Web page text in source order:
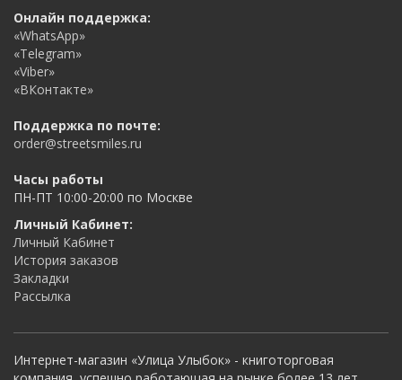
Онлайн поддержка:
«WhatsApp»
«Telegram»
«Viber»
«ВКонтакте»
Поддержка по почте:
order@streetsmiles.ru
Часы работы
ПН-ПТ 10:00-20:00 по Москве
Личный Кабинет:
Личный Кабинет
История заказов
Закладки
Рассылка
Интернет-магазин «Улица Улыбок» - книготорговая